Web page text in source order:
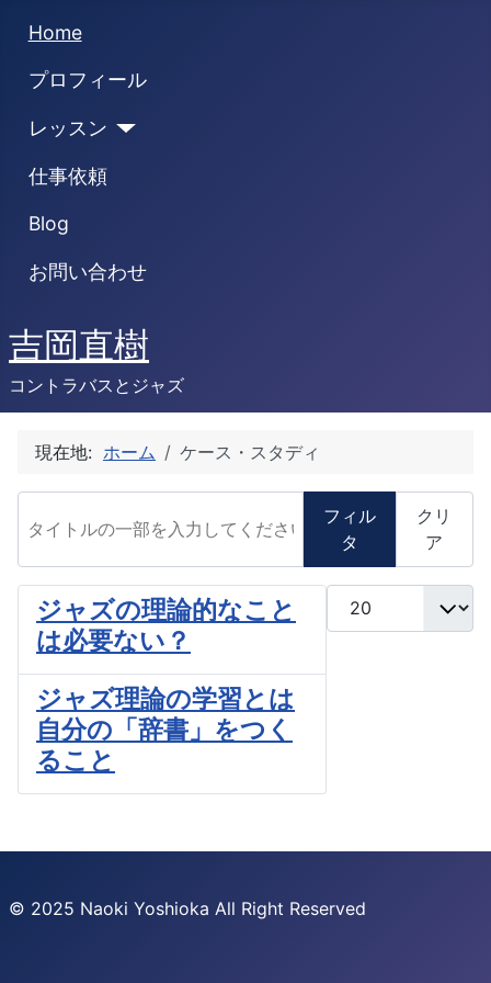
Home
プロフィール
レッスン
仕事依頼
Blog
お問い合わせ
吉岡直樹
コントラバスとジャズ
現在地: ホーム ケース・スタディ
フィル
タ
クリ
ア
表示数
ジャズの理論的なこと
は必要ない？
ジャズ理論の学習とは
自分の「辞書」をつく
ること
© 2025 Naoki Yoshioka All Right Reserved